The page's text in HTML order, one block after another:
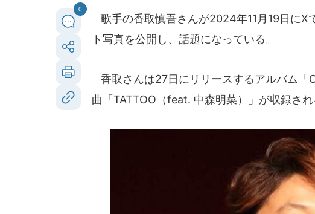
0
歌手の香取慎吾さんが2024年11月19日にX
ト写真を公開し、話題になっている。
香取さんは27日にリリースするアルバム「
曲「TATTOO（feat. 中森明菜）」が収録され